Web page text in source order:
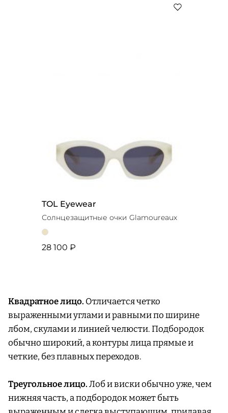
TOL Eyewear
Солнцезащитные очки Glamoureaux
28 100 ₽
Квадратное лицо. Отличается четко
выраженными углами и равными по ширине
лбом, скулами и линией челюсти. Подбородок
обычно широкий, а контуры лица прямые и
четкие, без плавных переходов.
Треугольное лицо.Лоб и виски обычно уже, чем
нижняя часть, а подбородок может быть